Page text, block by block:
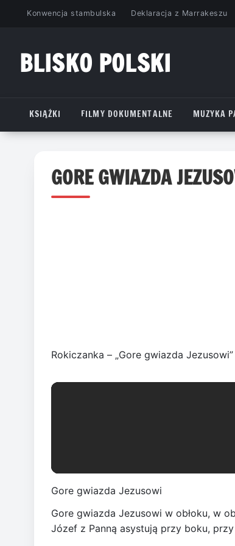
PrzejdźKonwencja stambulska Deklaracja z Marrakeszu
BLISKO POLSKI
KSIĄŻKI
FILMY DOKUMENTALNE MUZYKA
GORE GWIAZDA
Rokiczanka – „Gore gwiazda Jezusowi”
Gore gwiazda Jezusowi
Gore gwiazda Jezusowi w obłoku, w
Józef z Panną asystują przy boku,